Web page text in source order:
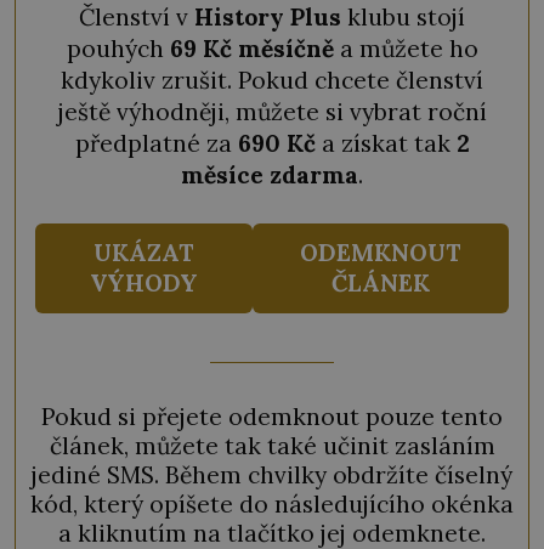
Členství v History Plus klubu stojí
pouhých 69 Kč měsíčněa můžete ho
kdykoliv zrušit. Pokud chcete členství
ještě výhodněji, můžete si vybrat roční
předplatné za 690 Kča získat tak 2
měsíce zdarma.
UKÁZAT
VÝHODY
ODEMKNOUT
ČLÁNEK
Pokud si přejete odemknout pouze tento
článek, můžete tak také učinit zasláním
jediné SMS. Během chvilky obdržíte číselný
kód, který opíšete do následujícího okénka
a kliknutím na tlačítko jej odemknete.